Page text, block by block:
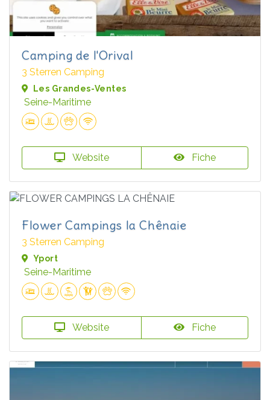
Camping de l'Orival
3 Sterren Camping
Les Grandes-Ventes
Seine-Maritime
Website Fiche
Flower Campings la Chênaie
3 Sterren Camping
Yport
Seine-Maritime
Website Fiche